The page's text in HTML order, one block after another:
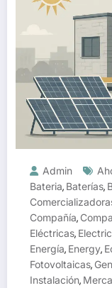
Admin
Bateria, Baterías,
Compañía,
Eléctricas,
Energía, Energy,
Fotovoltaicas,
Instalación,